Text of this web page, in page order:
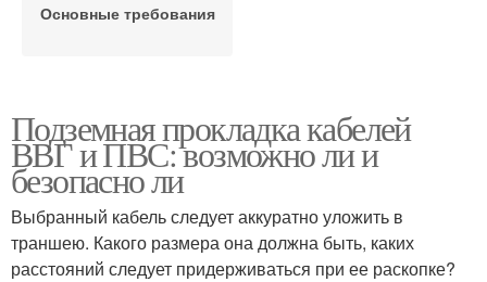
Основные требования
Подземная прокладка кабелей
ВВГ и ПВС: возможно ли и
безопасно ли
Выбранный кабель следует аккуратно уложить в
траншею. Какого размера она должна быть, каких
расстояний следует придерживаться при ее раскопке?